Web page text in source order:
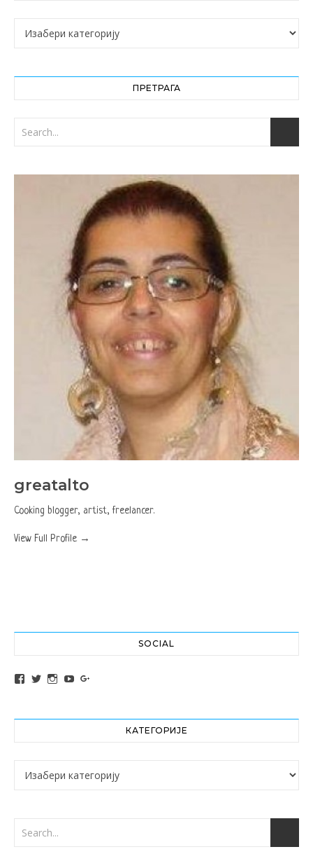
Категорије
ПРЕТРАГА
greatalto
Cooking blogger, artist, freelancer.
View Full Profile →
SOCIAL
View altochef’s profile on Facebook
View jovancica73’s profile on Twitter
View jovancica73’s profile on Instagram
View jovancica73’s profile on YouTube
КАТЕГОРИЈЕ
Категорије